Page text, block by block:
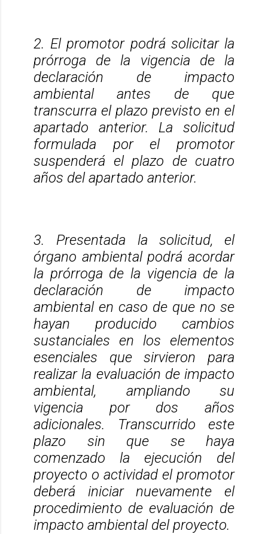
2. El promotor podrá solicitar la
prórroga de la vigencia de la
declaración de impacto
ambiental antes de que
transcurra el plazo previsto en el
apartado anterior. La solicitud
formulada por el promotor
suspenderá el plazo de cuatro
años del apartado anterior.
3. Presentada la solicitud, el
órgano ambiental podrá acordar
la prórroga de la vigencia de la
declaración de impacto
ambiental en caso de que no se
hayan producido cambios
sustanciales en los elementos
esenciales que sirvieron para
realizar la evaluación de impacto
ambiental, ampliando su
vigencia por dos años
adicionales. Transcurrido este
plazo sin que se haya
comenzado la ejecución del
proyecto o actividad el promotor
deberá iniciar nuevamente el
procedimiento de evaluación de
impacto ambiental del proyecto.